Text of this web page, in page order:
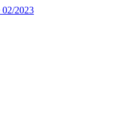
02/2023